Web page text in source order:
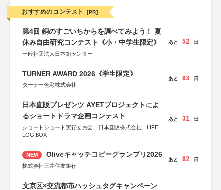
おすすめのコンテスト [PR]
第4回 銅のすごいちからを調べてみよう！ 夏
休み自由研究コンテスト《小・中学生限定》
一般社団法人日本銅センター
あと 52 日
TURNER AWARD 2026《学生限定》
ターナー色彩株式会社
あと 83 日
日本直販プレゼンツ AYETプロジェクトによ
るショートドラマ企画コンテスト
ショートショート実行委員会、日本直販株式会社、LIFE
LOG BOX
あと 31 日
NEW Oliveキャッチコピーグランプリ2026
株式会社三井住友銀行
あと 82 日
文京区×交流都市ハッシュタグキャンペーン